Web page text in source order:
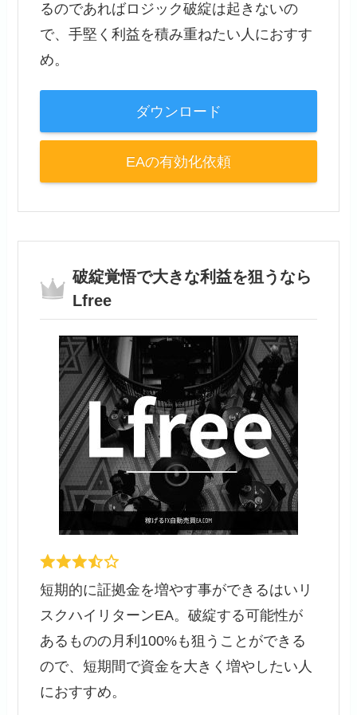
るのであればロジック破綻は起きないの
で、手堅く利益を積み重ねたい人におすす
め。
ダウンロード
EAの有効化依頼
破綻覚悟で大きな利益を狙うなら
Lfree
短期的に証拠金を増やす事ができるはいリ
スクハイリターンEA。破綻する可能性が
あるものの月利100%も狙うことができる
ので、短期間で資金を大きく増やしたい人
におすすめ。